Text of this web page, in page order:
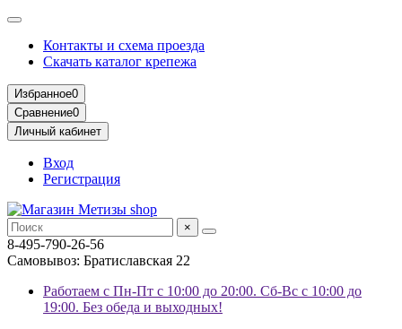
Контакты и схема проезда
Скачать каталог крепежа
Избранное0
Сравнение0
Личный кабинет
Вход
Регистрация
×
8-495-790-26-56
Самовывоз: Братиславская 22
Работаем с Пн-Пт с 10:00 до 20:00. Сб-Вс с 10:00 до
19:00. Без обеда и выходных!